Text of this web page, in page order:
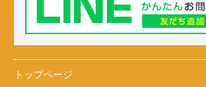
トップページ